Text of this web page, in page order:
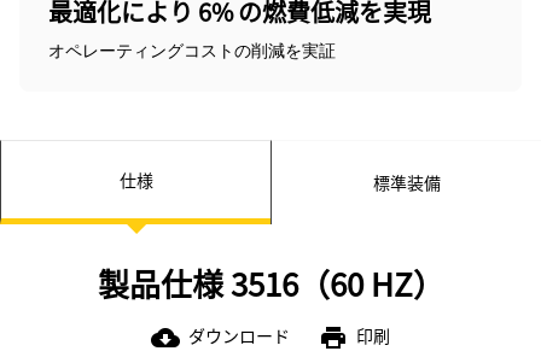
最適化により 6% の燃費低減を実現
オペレーティングコストの削減を実証
仕様 標準装備
製品仕様 3516（60 HZ）
cloud_download ダウンロード print 印刷